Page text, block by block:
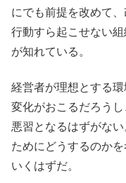
にでも前提を改めて
行動すら起こせない
が知れている。
経営者が理想とする
変化がおこるだろう
悪習となるはずがな
ためにどうするのか
いくはずだ。